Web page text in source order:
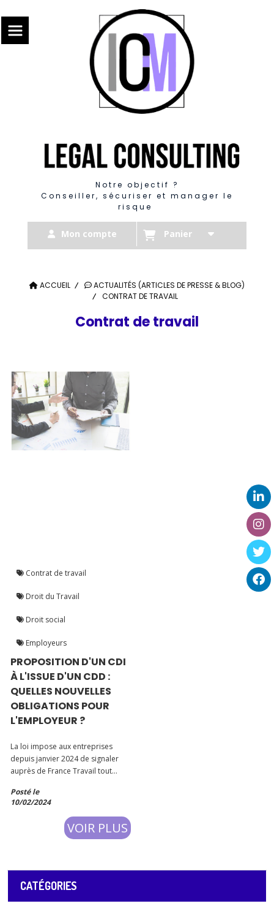
Notre objectif ?
Conseiller, sécuriser et manager le
risque
Mon compte Panier
ACCUEIL
ACTUALITÉS (ARTICLES DE PRESSE & BLOG)
CONTRAT DE TRAVAIL
Contrat de travail
PROPOSITION D'UN CDI
À L'ISSUE D'UN CDD :
QUELLES NOUVELLES
OBLIGATIONS POUR
L'EMPLOYEUR ?
La loi impose aux entreprises
depuis janvier 2024 de signaler
auprès de France Travail tout
indéterminée de la part d'un
employé auparavant recruté en
Posté le
10/02/2024
VOIR PLUS
Contrat de travail
Droit du Travail
Droit social
Employeurs
CATÉGORIES